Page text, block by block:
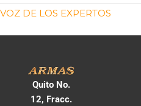
VOZ DE LOS EXPERTOS
Quito No.
12, Fracc.